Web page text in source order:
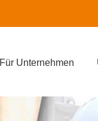
Für Unternehmen